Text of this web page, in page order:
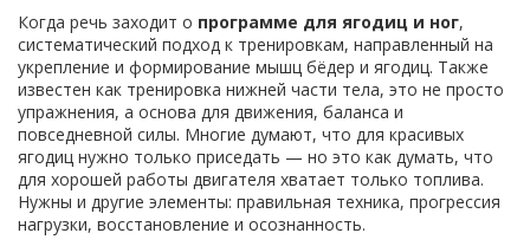
Когда речь заходит о программе для ягодиц и ног,
систематический подход к тренировкам, направленный на
укрепление и формирование мышц бёдер и ягодиц. Также
известен как тренировка нижней части тела, это не просто
упражнения, а основа для движения, баланса и
повседневной силы. Многие думают, что для красивых
ягодиц нужно только приседать — но это как думать, что
для хорошей работы двигателя хватает только топлива.
Нужны и другие элементы: правильная техника, прогрессия
нагрузки, восстановление и осознанность.